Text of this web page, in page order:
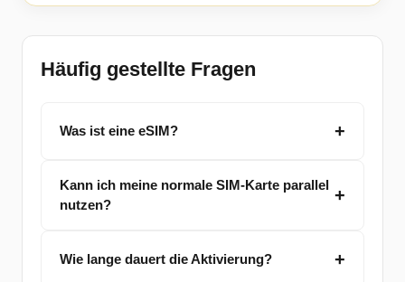
Häufig gestellte Fragen
Was ist eine eSIM?
Kann ich meine normale SIM-Karte parallel
nutzen?
Wie lange dauert die Aktivierung?